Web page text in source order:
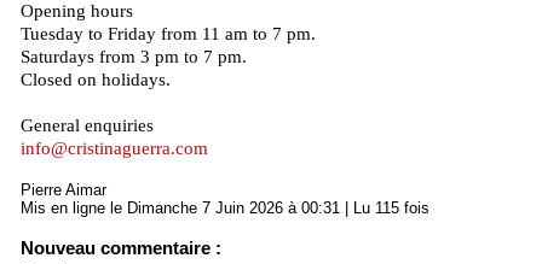
Opening hours
Tuesday to Friday from 11 am to 7 pm.
Saturdays from 3 pm to 7 pm.
Closed on holidays.
General enquiries
info@cristinaguerra.com
Pierre Aimar
Mis en ligne le Dimanche 7 Juin 2026 à 00:31 | Lu 115 fois
Nouveau commentaire :